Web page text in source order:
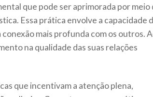
que pode ser aprimorada por meio
Essa prática envolve a capacidade
mais profunda com os outros.
na qualidade das suas relações
que incentivam a atenção plena,